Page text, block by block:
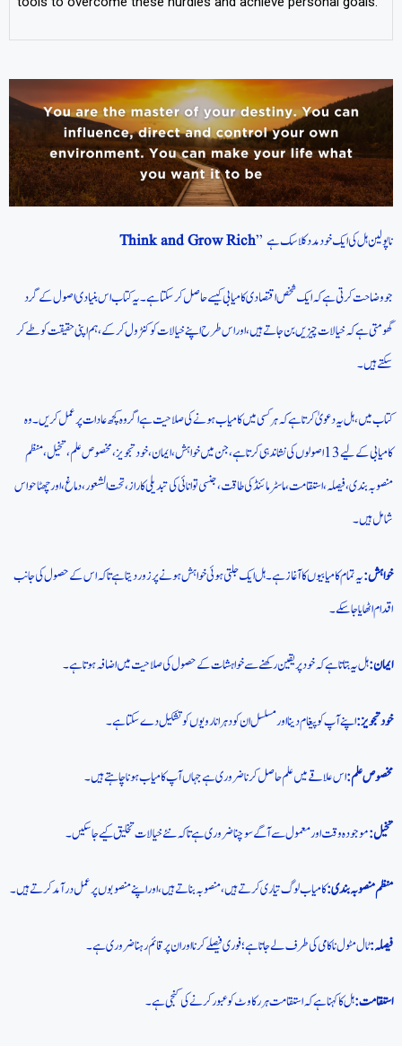
Think and Grow Rich ” ناپولین ہل کی ایک خود مدد کلاسک ہے
جو وضاحت کرتی ہے کہ ایک شخص اقتصادی کامیابی کیسے حاصل کر سکتا ہے۔ یہ کتاب اس بنیادی اصول کے گرد
گھومتی ہے کہ خیالات چیزیں بن جاتے ہیں، اور اس طرح اپنے خیالات کو کنٹرول کرکے، ہم اپنی حقیقت کو طے کر
سکتے ہیں۔
کتاب میں، ہل یہ دعویٰ کرتا ہے کہ ہر کسی میں کامیاب ہونے کی صلاحیت ہے اگر وہ کچھ عادات پر عمل کریں۔ وہ
کامیابی کے لیے 13 اصولوں کی نشاندہی کرتا ہے، جن میں خواہش، ایمان، خود تجویز، مخصوص علم، تخیل، منظم
منصوبہ بندی، فیصلہ، استقامت، ماسٹر مائنڈ کی طاقت، جنسی توانائی کی تبدیلی کا راز، تحت الشعور، دماغ، اور چھٹا حواس
شامل ہیں۔
خواہش:یہ تمام کامیابیوں کا آغاز ہے۔ ہل ایک جلتی ہوئی خواہش ہونے پر زور دیتا ہے تاکہ اس کے حصول کی جانب
اقدام اٹھایا جا سکے۔
ایمان:ہل یہ بتاتا ہے کہ خود پر یقین رکھنے سے خواہشات کے حصول کی صلاحیت میں اضافہ ہوتا ہے۔
خود تجویز:اپنے آپ کو پیغام دینا اور مسلسل ان کو دہرانا رویوں کو تشکیل دے سکتا ہے۔
مخصوص علم:اس علاقے میں علم حاصل کرنا ضروری ہے جہاں آپ کامیاب ہونا چاہتے ہیں۔
تخیل:موجودہ وقت اور معمول سے آگے سوچنا ضروری ہے تاکہ نئے خیالات تخلیق کیے جا سکیں۔
منظم منصوبہ بندی:کامیاب لوگ تیاری کرتے ہیں، منصوبہ بناتے ہیں، اور اپنے منصوبوں پر عمل درآمد کرتے ہیں۔
فیصلہ:ٹال مٹول ناکامی کی طرف لے جاتا ہے؛ فوری فیصلے کرنا اور ان پر قائم رہنا ضروری ہے۔
استقامت:ہل کا کہنا ہے کہ استقامت ہر رکاوٹ کو عبور کرنے کی کنجی ہے۔